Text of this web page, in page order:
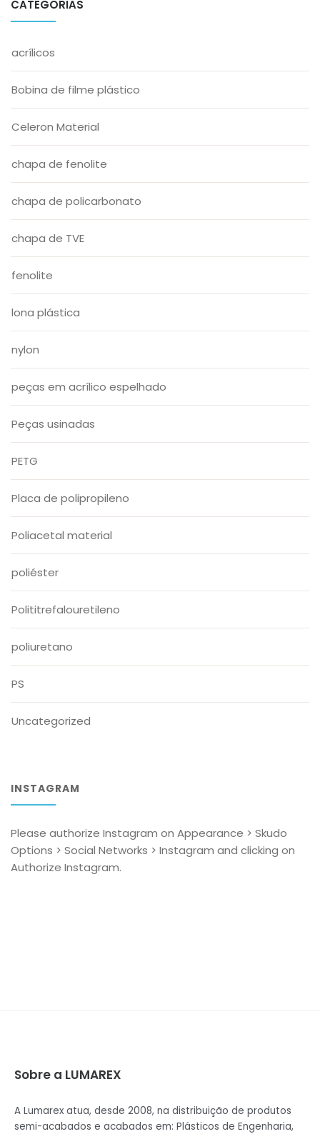
CATEGORIAS
acrílicos
Bobina de filme plástico
Celeron Material
chapa de fenolite
chapa de policarbonato
chapa de TVE
fenolite
lona plástica
nylon
peças em acrílico espelhado
Peças usinadas
PETG
Placa de polipropileno
Poliacetal material
poliéster
Polititrefalouretileno
poliuretano
PS
Uncategorized
INSTAGRAM
Please authorize Instagram on Appearance > Skudo
Options > Social Networks > Instagram and clicking on
Authorize Instagram.
Sobre a LUMAREX
A Lumarex atua, desde 2008, na distribuição de produtos
semi-acabados e acabados em: Plásticos de Engenharia,